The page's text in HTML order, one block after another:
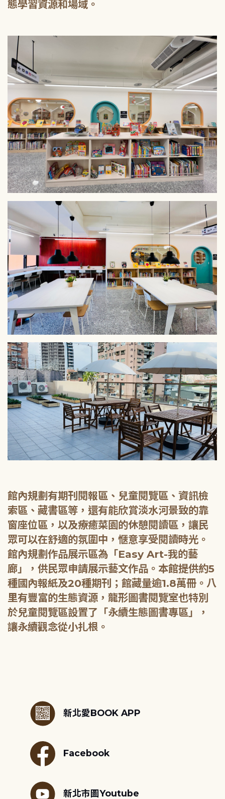
館內規劃有期刊閱報區、兒童閱覽區、資訊檢
索區、藏書區等，還有能欣賞淡水河景致的靠
窗座位區，以及療癒菜園的休憩閱讀區，讓民
眾可以在舒適的氛圍中，愜意享受閱讀時光。
館內規劃作品展示區為「Easy Art-我的藝
廊」，供民眾申請展示藝文作品。本館提供約5
種國內報紙及20種期刊；館藏量逾1.8萬冊。八
里有豐富的生態資源，龍形圖書閱覽室也特別
於兒童閱覽區設置了「永續生態圖書專區」，
新北愛BOOK APP
Facebook
新北市圖Youtube